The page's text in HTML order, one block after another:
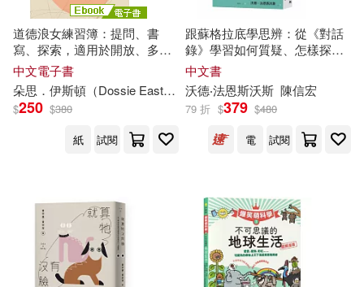
高思敏(3) 黃慧敏(3)
黃鈺潔(3)
（美）白瑪琳，（馬來）駱思潔(3)
(德)海德格爾(2)
(德)薩弗蘭斯基(2)
北京理工大學出版社(11)
商周出版(11) 天地出版社(11)
安徽師範大學出版社(11)
東北師範大學出版社(11)
湖南師範大學出版社(11)
道德浪女練習簿：提問、書
寫、探索，適用於開放、多重
與一對一關係的親密實作指南
(電子書)
中文電子書
朵思 ．伊斯頓（Dossie Easton） 珍妮．W．哈帝（Janet W.
$250 $380
紙
試閱
跟蘇格拉底學思辨：從《對話
錄》學習如何質疑、怎樣探究?
矯正僵化思維、屏除固有偏
見，寫給每個人的理性思考與
對話指南
中文書
沃德‧法恩斯沃斯 陳信宏
79 折 $379 $480
電
試閱